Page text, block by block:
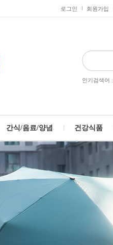
로그인 회원가입
인기검색어 :
간식/음료/양념 건강식품